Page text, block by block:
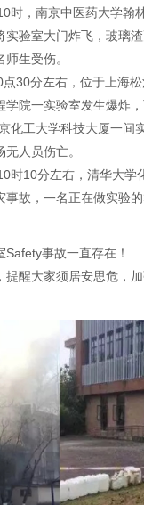
时，南京中医药大学翰
实验室大门炸飞，玻璃
生受伤。
30分左右，位于上海
院一实验室发生爆炸，
化工大学科技大厦一间
人员伤亡。
时10分左右，清华大学
事故，一名正在做实验
事故一直存在！
提醒大家须居安思危，